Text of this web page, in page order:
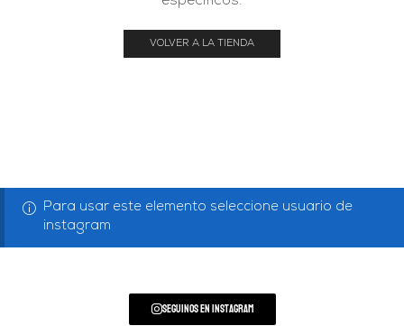
VOLVER A LA TIENDA
Para usar este elemento seleccione usuario de
instagram
Seguinos en Instagram